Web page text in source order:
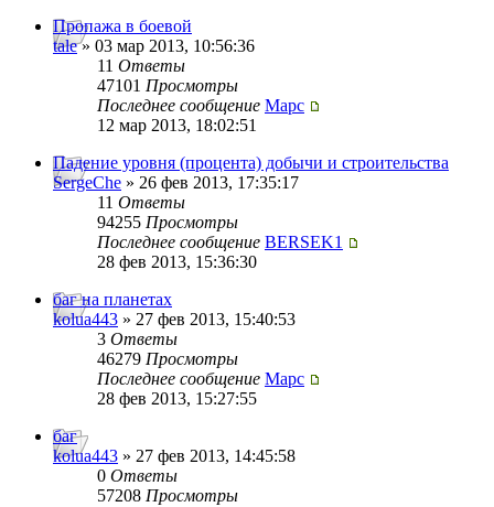
Пропажа в боевой
tale» 03 мар 2013, 10:56:36
11 Ответы
47101 Просмотры
Последнее сообщение Mapc
12 мар 2013, 18:02:51
Падение уровня (процента) добычи и строительства
SergeChe » 26 фев 2013, 17:35:17
11 Ответы
94255 Просмотры
Последнее сообщение BERSEK1
28 фев 2013, 15:36:30
баг на планетах
kolua443 » 27 фев 2013, 15:40:53
3 Ответы
46279 Просмотры
Последнее сообщение Mapc
28 фев 2013, 15:27:55
баг
kolua443 » 27 фев 2013, 14:45:58
0 Ответы
57208 Просмотры